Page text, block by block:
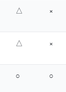
△ ×
△ ×
○ ○